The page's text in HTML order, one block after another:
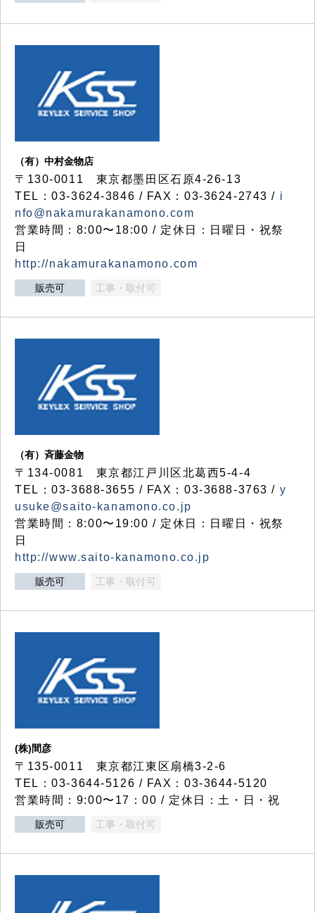
（有）中村金物店
〒130-0011 東京都墨田区石原4-26-13
TEL：03-3624-3846 / FAX：03-3624-2743 / i
nfo@nakamurakanamono.com
営業時間：8:00〜18:00 / 定休日：日曜日・祝祭
日
http://nakamurakanamono.com
販売可 工事・取付可
（有）斉藤金物
〒134-0081 東京都江戸川区北葛西5-4-4
TEL：03-3688-3655 / FAX：03-3688-3763 / y
usuke@saito-kanamono.co.jp
営業時間：8:00〜19:00 / 定休日：日曜日・祝祭
日
http://www.saito-kanamono.co.jp
販売可 工事・取付可
(株)間彦
〒135-0011 東京都江東区扇橋3-2-6
TEL：03-3644-5126 / FAX：03-3644-5120
営業時間：9:00〜17：00 / 定休日：土・日・祝
販売可 工事・取付可